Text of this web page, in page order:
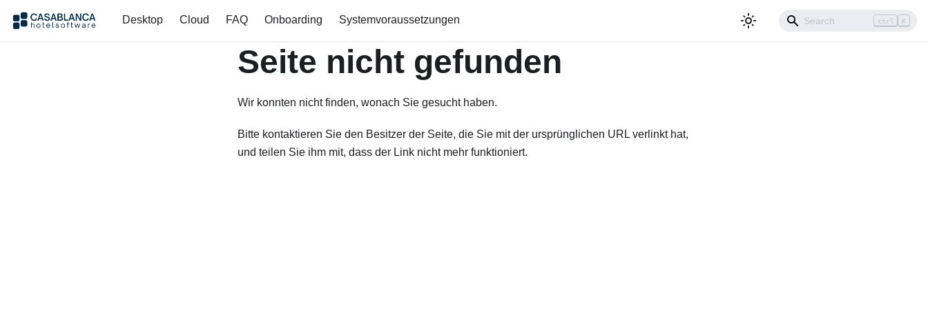
Desktop Cloud FAQ Onboarding Systemvoraussetzungen ctrl K
Seite nicht gefunden
Wir konnten nicht finden, wonach Sie gesucht haben.
Bitte kontaktieren Sie den Besitzer der Seite, die Sie mit der ursprünglichen URL verlinkt hat,
und teilen Sie ihm mit, dass der Link nicht mehr funktioniert.